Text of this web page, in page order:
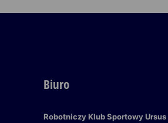
Biuro
Robotniczy Klub Sportowy Ursus